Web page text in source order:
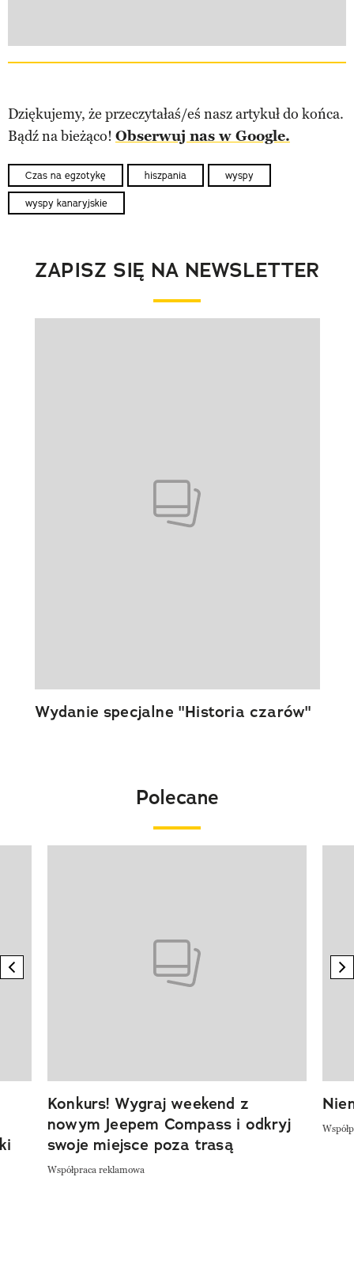
Dziękujemy, że przeczytałaś/eś nasz artykuł do końca.
Bądź na bieżąco! Obserwuj nas w Google.
Czas na egzotykę hiszpania wyspy
wyspy kanaryjskie
ZAPISZ SIĘ NA NEWSLETTER
Wydanie specjalne "Historia czarów"
Polecane
previous element
Konkurs! Wygraj weekend z
nowym Jeepem Compass i odkryj
swoje miejsce poza trasą
Współpraca reklamowa